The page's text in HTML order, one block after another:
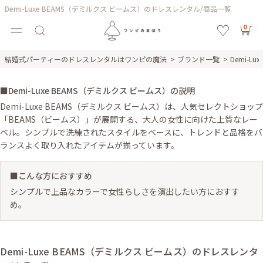
Demi-Luxe BEAMS（デミルクス ビームス）のドレスレンタル/商品一覧
0
結婚式パーティーのドレスレンタルはワンピの魔法 ブランド一覧 Demi-
■Demi-Luxe BEAMS（デミルクス ビームス）の説明
Demi-Luxe BEAMS（デミルクス ビームス）は、人気セレクトショップ
「BEAMS（ビームス）」が展開する、大人の女性に向けた上質なレー
ベル。シンプルで洗練されたスタイルをベースに、トレンドと品格をバ
ランスよく取り入れたアイテムが揃っています。
■こんな方におすすめ
シンプルで上品なカラーで女性らしさを演出したい方におすす
め。
Demi-Luxe BEAMS（デミルクス ビームス）のドレスレンタ